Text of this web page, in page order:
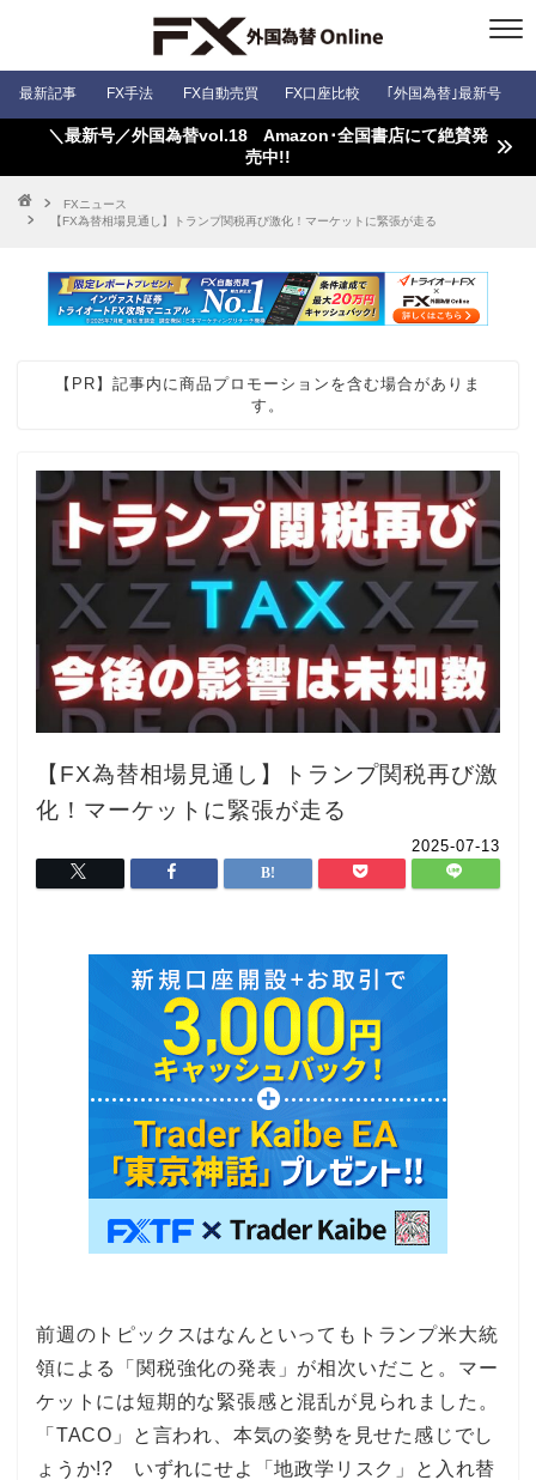
最新記事 FX手法 FX自動売買 FX口座比較 ｢外国為替｣最新号
＼最新号／外国為替vol.18 Amazon･全国書店にて絶賛発
売中!!
FXニュース
【FX為替相場見通し】トランプ関税再び激化！マーケットに緊張が走る
【PR】記事内に商品プロモーションを含む場合がありま
す。
【FX為替相場見通し】トランプ関税再び激
化！マーケットに緊張が走る
2025-07-13
前週のトピックスはなんといってもトランプ米大統
領による「関税強化の発表」が相次いだこと。マー
ケットには短期的な緊張感と混乱が見られました。
「TACO」と言われ、本気の姿勢を見せた感じでし
ょうか!? いずれにせよ「地政学リスク」と入れ替